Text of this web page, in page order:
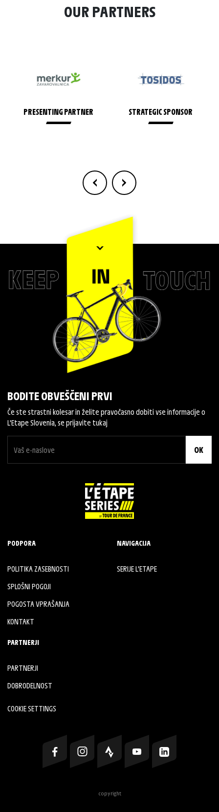
OUR PARTNERS
PRESENTING PARTNER STRATEGIC SPONSOR
BODITE OBVEŠČENI PRVI
Če ste strastni kolesar in želite pravočasno dobiti vse informacije o
L'Etape Slovenia, se prijavite tukaj
OK
PODPORA
POLITIKA ZASEBNOSTI
SPLOŠNI POGOJI
POGOSTA VPRAŠANJA
KONTAKT
NAVIGACIJA
SERIJE L'ETAPE
PARTNERJI
PARTNERJI
DOBRODELNOST
COOKIE SETTINGS
copyright